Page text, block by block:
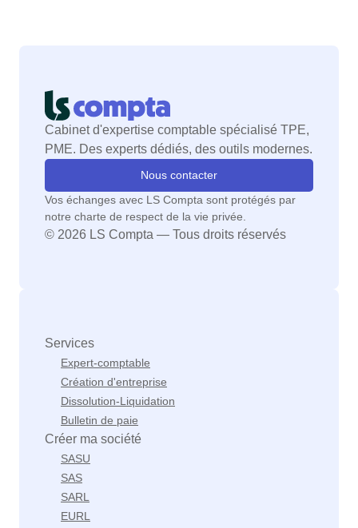
Cabinet d'expertise comptable spécialisé TPE,
PME. Des experts dédiés, des outils modernes.
Nous contacter
Vos échanges avec LS Compta sont protégés par
notre charte de respect de la vie privée.
© 2026 LS Compta — Tous droits réservés
Services
Expert-comptable
Création d'entreprise
Dissolution-Liquidation
Bulletin de paie
Créer ma société
SASU
SAS
SARL
EURL